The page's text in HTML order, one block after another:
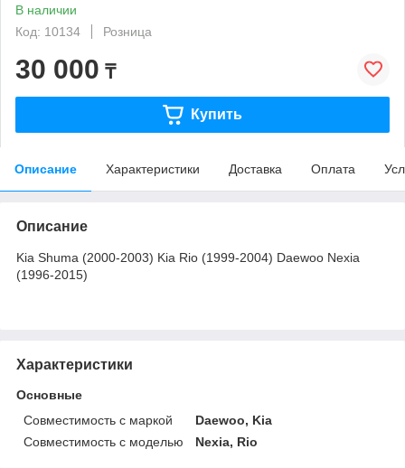
В наличии
Код: 10134
Розница
30 000 ₸
Купить
Описание Характеристики Доставка Оплата
Описание
Kia Shuma (2000-2003) Kia Rio (1999-2004) Daewoo Nexia
(1996-2015)
Характеристики
Основные
Совместимость с маркой
Daewoo, Kia
Совместимость с моделью
Nexia, Rio